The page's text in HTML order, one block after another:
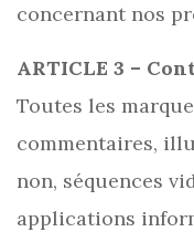
concernant nos
ARTICLE 3 –
Toutes les
commentaires,
non, séquences
applications